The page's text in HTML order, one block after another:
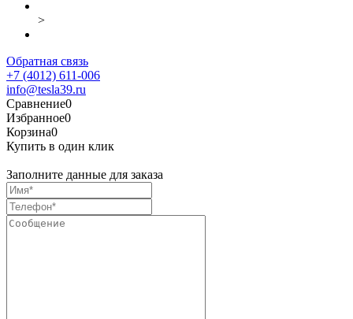
>
Обратная связь
+7 (4012) 611-006
info@tesla39.ru
Сравнение0
Избранное0
Корзина0
Купить в один клик
Заполните данные для заказа